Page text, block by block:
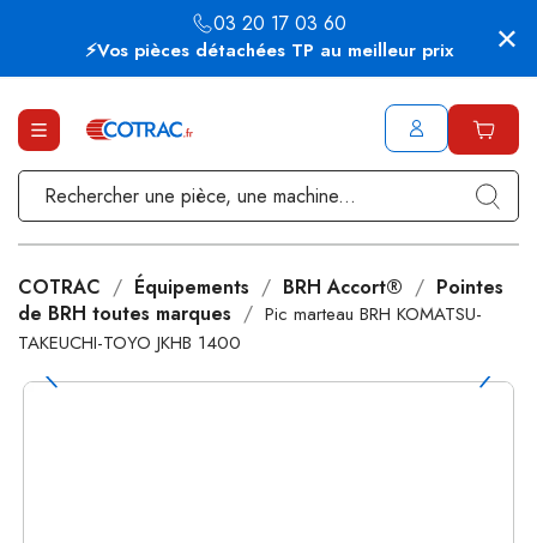
⚡Vos pièces détachées TP au meilleur prix
03 20 17 03 60
COTRAC Équipements BRH Accort®
Pointes
de BRH toutes marques
Pic marteau BRH KOMATSU-
TAKEUCHI-TOYO JKHB 1400